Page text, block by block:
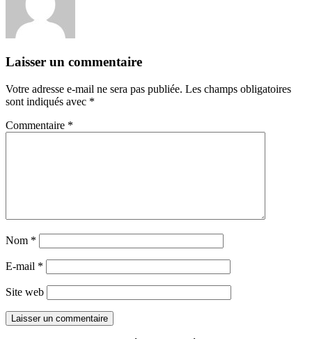
Laisser un commentaire
Votre adresse e-mail ne sera pas publiée. Les champs obligatoires
sont indiqués avec *
Commentaire *
Nom *
E-mail *
Site web